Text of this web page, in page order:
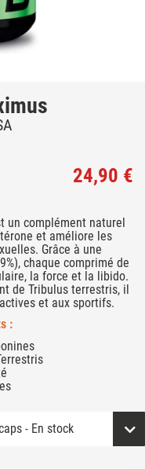
24,90 €
un complément naturel
et améliore les
Grâce à une
chaque comprimé de
la force et la libido.
de Tribulus terrestris, il
et aux sportifs.
: